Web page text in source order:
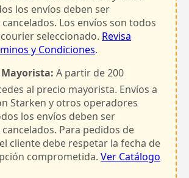
los envíos deben ser
Los envíos son todos
seleccionado. Revisa
y Condiciones.
A partir de 200
al precio mayorista. Envíos a
Starken y otros operadores
los envíos deben ser
Para pedidos de
cliente debe respetar la fecha de
comprometida. Ver Catálogo